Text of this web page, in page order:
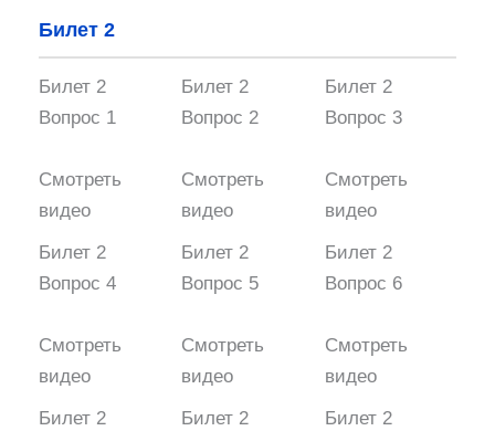
Билет 2
Билет 2
Вопрос 1
Смотреть
видео
Билет 2
Вопрос 2
Смотреть
видео
Билет 2
Вопрос 3
Смотреть
видео
Билет 2
Вопрос 4
Смотреть
видео
Билет 2
Вопрос 5
Смотреть
видео
Билет 2
Вопрос 6
Смотреть
видео
Билет 2
Билет 2
Билет 2